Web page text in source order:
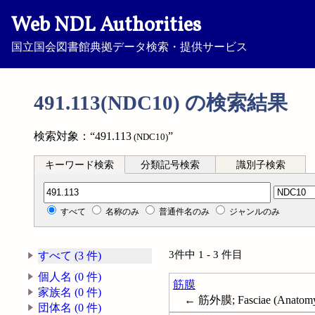
Web NDL Authorities
国立国会図書館典拠データ検索・提供サービス
491.113(NDC10) の検索結果
検索対象：“491.113 (NDC10)”
キーワード検索 分類記号検索 識別子検索
分類記号検索
すべて 名称のみ 普通件名のみ ジャンルのみ
すべて (3 件)
個人名 (0 件)
家族名 (0 件)
団体名 (0 件)
3件中 1 - 3 件目
筋膜
← 筋外膜; Fasciae